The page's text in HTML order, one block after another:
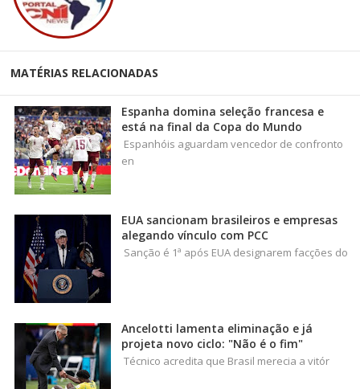
MATÉRIAS RELACIONADAS
Espanha domina seleção francesa e
está na final da Copa do Mundo
Espanhóis aguardam vencedor de confronto
en
EUA sancionam brasileiros e empresas
alegando vínculo com PCC
Sanção é 1ª após EUA designarem facções do
Ancelotti lamenta eliminação e já
projeta novo ciclo: "Não é o fim"
Técnico acredita que Brasil merecia a vitór